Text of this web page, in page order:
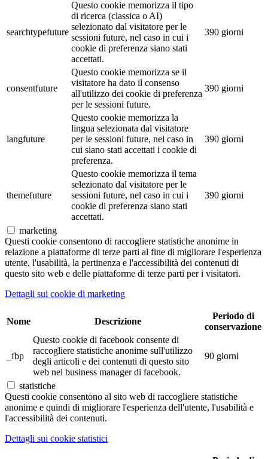
searchtypefuture
Questo cookie memorizza il tipo
di ricerca (classica o AI)
selezionato dal visitatore per le
sessioni future, nel caso in cui i
cookie di preferenza siano stati
accettati.
390 giorni
consentfuture
Questo cookie memorizza se il
visitatore ha dato il consenso
all'utilizzo dei cookie di preferenza
per le sessioni future.
390 giorni
langfuture
Questo cookie memorizza la
lingua selezionata dal visitatore
per le sessioni future, nel caso in
cui siano stati accettati i cookie di
preferenza.
390 giorni
themefuture
Questo cookie memorizza il tema
selezionato dal visitatore per le
sessioni future, nel caso in cui i
cookie di preferenza siano stati
accettati.
390 giorni
marketing
Questi cookie consentono di raccogliere statistiche anonime in
relazione a piattaforme di terze parti al fine di migliorare l'esperienza
utente, l'usabilità, la pertinenza e l'accessibilità dei contenuti di
questo sito web e delle piattaforme di terze parti per i visitatori.
Dettagli sui cookie di marketing
Nome Descrizione
Periodo di
conservazione
_fbp
Questo cookie di facebook consente di
raccogliere statistiche anonime sull'utilizzo
degli articoli e dei contenuti di questo sito
web nel business manager di facebook.
90 giorni
statistiche
Questi cookie consentono al sito web di raccogliere statistiche
anonime e quindi di migliorare l'esperienza dell'utente, l'usabilità e
l'accessibilità dei contenuti.
Dettagli sui cookie statistici